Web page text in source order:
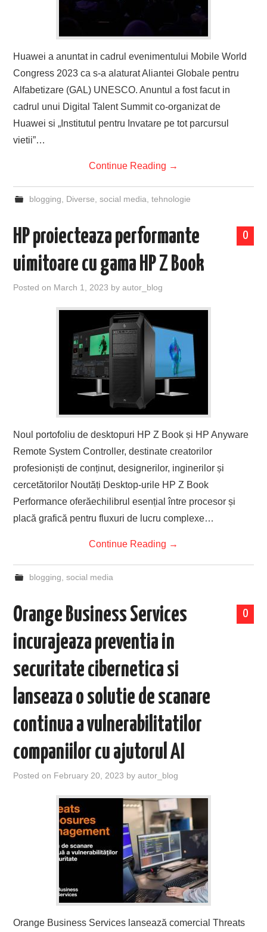
Huawei a anuntat in cadrul evenimentului Mobile World
Congress 2023 ca s-a alaturat Aliantei Globale pentru
Alfabetizare (GAL) UNESCO. Anuntul a fost facut in
cadrul unui Digital Talent Summit co-organizat de
Huawei si „Institutul pentru Invatare pe tot parcursul
vietii”…
Continue Reading →
blogging Diverse social media tehnologie
0
HP proiecteaza performante
uimitoare cu gama HP Z Book
Posted on March 1, 2023 byautor_blog
Noul portofoliu de desktopuri HP Z Book și HP Anyware
Remote System Controller, destinate creatorilor
profesioniști de conținut, designerilor, inginerilor și
cercetătorilor Noutăți Desktop-urile HP Z Book
Performance oferăechilibrul esențial între procesor și
placă grafică pentru fluxuri de lucru complexe…
Continue Reading →
blogging social media
0
Orange Business Services
incurajeaza preventia in
securitate cibernetica si
lanseaza o solutie de scanare
continua a vulnerabilitatilor
companiilor cu ajutorul AI
Posted on February 20, 2023 byautor_blog
Orange Business Services lansează comercial Threats